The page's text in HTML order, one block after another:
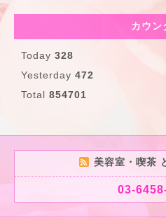
カウン
Today 328
Yesterday 472
Total 854701
美容室・喫茶
03-